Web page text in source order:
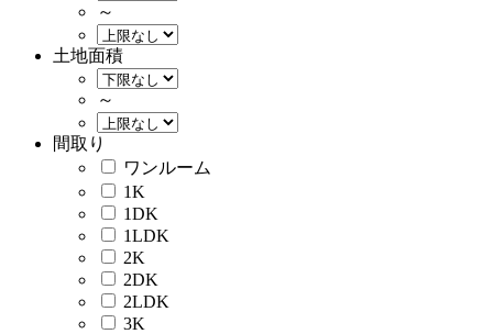
～
土地面積
～
間取り
ワンルーム
1K
1DK
1LDK
2K
2DK
2LDK
3K